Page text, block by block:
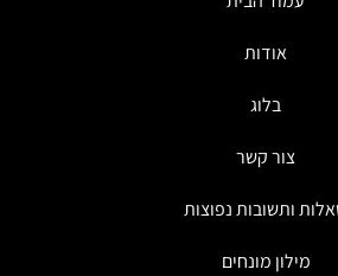
אודות
בלוג
צור קשר
ותשובות נפוצות
מילון מונחים